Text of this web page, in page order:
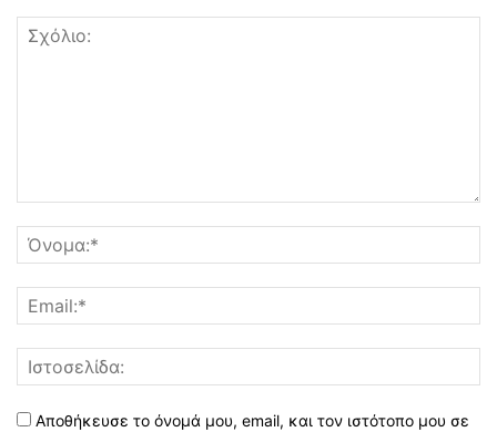
Αποθήκευσε το όνομά μου, email, και τον ιστότοπο μου σε